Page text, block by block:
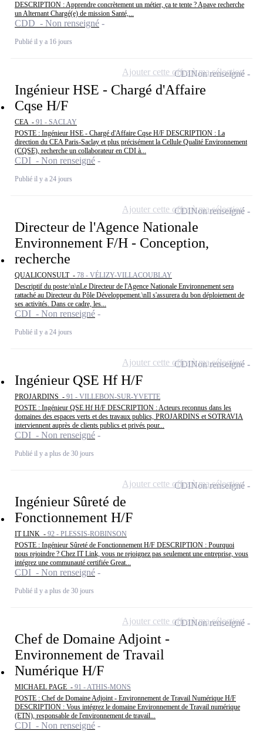
DESCRIPTION : Apprendre concrètement un métier, ça te tente ? Apave recherche
un Alternant Chargé(e) de mission Santé,...
CDD - Non renseigné
Publié il y a 16 jours
Ingénieur HSE - Chargé d'Affaire
Cqse H/F
CEA - 91 - SACLAY
POSTE : Ingénieur HSE - Chargé d'Affaire Cqse H/F DESCRIPTION : La
direction du CEA Paris-Saclay et plus précisément la Cellule Qualité Environnement
(CQSE), recherche un collaborateur en CDI à...
CDI - Non renseigné
Publié il y a 24 jours
CDINon renseigné
Ajouter cette offre à ma sélection
Directeur de l'Agence Nationale
Environnement F/H - Conception,
recherche
QUALICONSULT - 78 - VÉLIZY-VILLACOUBLAY
Descriptif du poste:\n\nLe Directeur de l'Agence Nationale Environnement sera
rattaché au Directeur du Pôle Développement.\nIl s'assurera du bon déploiement de
ses activités. Dans ce cadre, les...
CDI - Non renseigné
Publié il y a 24 jours
CDINon renseigné
Ajouter cette offre à ma sélection
Ingénieur QSE Hf H/F
PROJARDINS - 91 - VILLEBON-SUR-YVETTE
POSTE : Ingénieur QSE Hf H/F DESCRIPTION : Acteurs reconnus dans les
domaines des espaces verts et des travaux publics, PROJARDINS et SOTRAVIA
interviennent auprès de clients publics et privés pour...
CDI - Non renseigné
Publié il y a plus de 30 jours
CDINon renseigné
Ajouter cette offre à ma sélection
Ingénieur Sûreté de
Fonctionnement H/F
IT LINK - 92 - PLESSIS-ROBINSON
POSTE : Ingénieur Sûreté de Fonctionnement H/F DESCRIPTION : Pourquoi
nous rejoindre ? Chez IT Link, vous ne rejoignez pas seulement une entreprise, vous
intégrez une communauté certifiée Great...
CDI - Non renseigné
Publié il y a plus de 30 jours
CDINon renseigné
Ajouter cette offre à ma sélection
Chef de Domaine Adjoint -
Environnement de Travail
Numérique H/F
MICHAEL PAGE - 91 - ATHIS-MONS
POSTE : Chef de Domaine Adjoint - Environnement de Travail Numérique H/F
DESCRIPTION : Vous intégrez le domaine Environnement de Travail numérique
(ETN), responsable de l'environnement de travail...
CDI - Non renseigné
CDINon renseigné
Ajouter cette offre à ma sélection